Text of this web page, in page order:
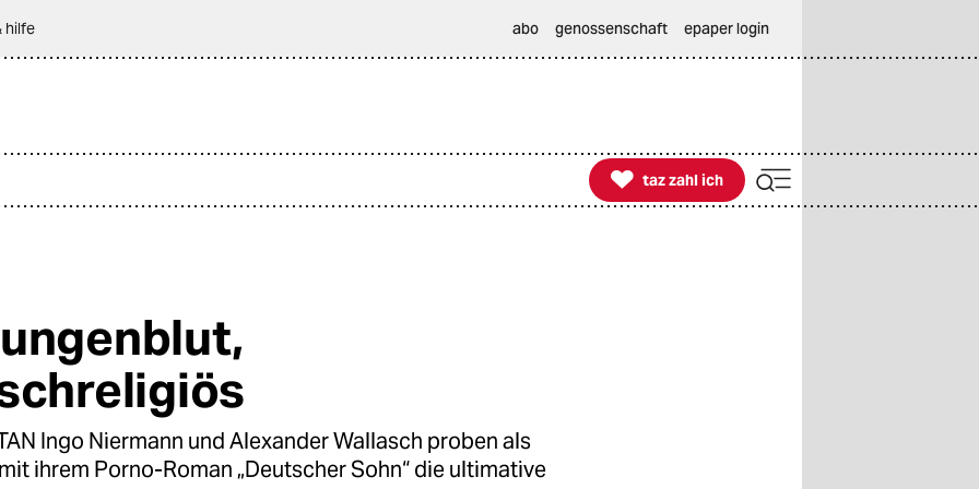
hilfe abo genossenschaft epaper login

taz zahl ich
taz zahl ich
Ingo Niermann und Alexander Wallasch proben als
ihrem Porno-Roman „Deutscher Sohn“ die ultimative